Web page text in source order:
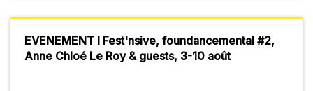
EVENEMENT I Fest'nsive, foundancemental #2,
Anne Chloé Le Roy & guests, 3-10 août